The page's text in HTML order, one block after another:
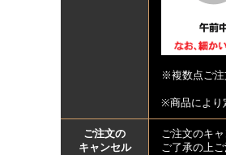
※複数点ご注
※商品により
ご注文の
キャンセル
ご注文のキ
ご了承の上ご